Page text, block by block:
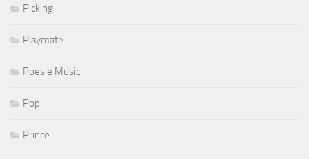
Picking
Playmate
Poesie Music
Pop
Prince